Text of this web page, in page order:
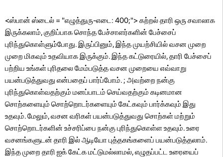
<ஸ்பான் ஸ்டைல் ​​= "எழுத்துரு-எடை: 400;"> கற்றல் தாரி ஒரு சவாலாக
இருக்கலாம், குறிப்பாக சொந்த பேச்சாளர்களின் பேச்சைப்
புரிந்துகொள்ளும்போது. இருப்பினும், இந்த முயற்சியில் வசன முறை
முறை மிகவும் உதவியாக இருக்கும். இந்த கட்டுரையில், தாரி பேச்சைப்
பற்றிய உங்கள் புரிதலை மேம்படுத்த வசன முறையை எவ்வாறு
பயன்படுத்துவது என்பதைப் பார்ப்போம். ; அவற்றை நன்கு
புரிந்துகொள்வதற்கும் மனப்பாடம் செய்வதற்கும் கடினமான
சொற்களையும் சொற்றொடர்களையும் கேட்கவும் பார்க்கவும் இது
உதவும். மேலும், வசன வரிகள் பயன்படுத்துவது சொற்கள் மற்றும்
சொற்றொடர்களின் உச்சரிப்பை நன்கு புரிந்துகொள்ள உதவும். உரை
வசனங்களுடன் தாரி இல் ஆடியோ புத்தகங்களைப் பயன்படுத்தலாம்.
இந்த முறை தாரி ஐக் கேட்க மட்டுமல்லாமல், எழுதப்பட்ட உரையைப்